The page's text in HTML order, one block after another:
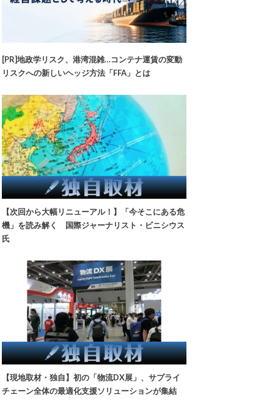
[PR]地政学リスク、港湾混雑…コンテナ運賃の変動
リスクへの新しいヘッジ方法「FFA」とは
【次回から大幅リニューアル！】「今そこにある危
機」を読み解く 国際ジャーナリスト・ビニシウス
氏
【現地取材・独自】初の「物流DX展」、サプライ
チェーン全体の最適化支援ソリューションが集結